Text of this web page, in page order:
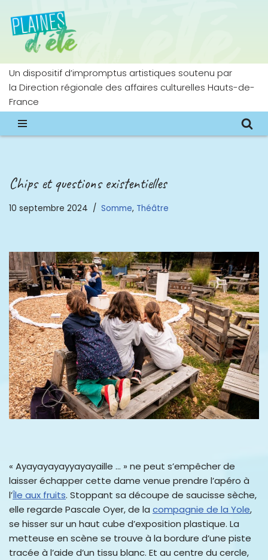
Aller
contenu
Un dispositif d’impromptus artistiques soutenu par
la Direction régionale des affaires culturelles Hauts-de-
France
Chips et questions existentielles
10 septembre 2024 Somme, Théâtre
« Ayayayayayyayayaille … » ne peut s’empêcher de
laisser échapper cette dame venue prendre l’apéro à
l’Île aux fruits. Stoppant sa découpe de saucisse sèche,
elle regarde Pascale Oyer, de la compagnie de la Yole,
se hisser sur un haut cube d’exposition plastique. La
metteuse en scène se trouve à la bordure d’une piste
tracée à l’aide d’un tissu blanc. Et au centre du cercle,